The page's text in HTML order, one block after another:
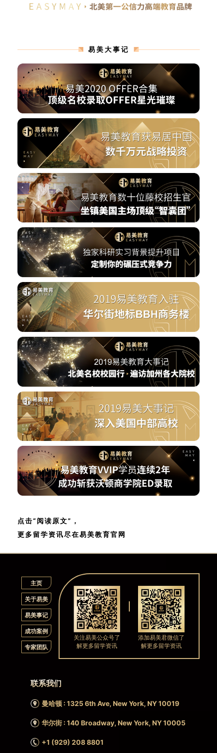
易美大事记
点击“阅读原文”，
更多留学资讯尽在易美教育官网
主页
关于易美
易美事记
成功案例
专家团队
联系我们
曼哈顿 : 1325 6th Ave, New York, NY 10019
华尔街 : 140 Broadway, New York, NY 10005
+1 (929) 208 8801
关注易美公众号了
解更多留学资讯
添加易美君微信了
解更多留学资讯